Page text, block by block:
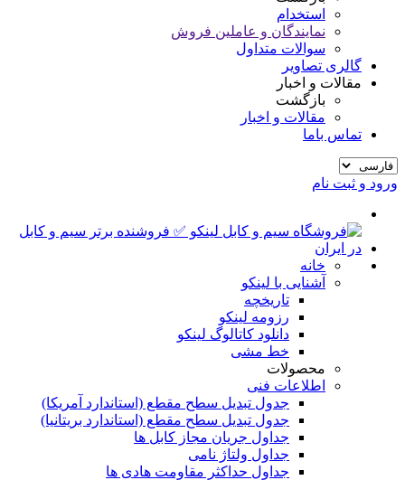
استخدام
نمایندگان و عاملین فروش
سوالات متداول
گالری تصاویر
مقالات و اخبار
بازگشت
مقالات و اخبار
تماس باما
ورود و ثبت نام
خانه
آشنایی با لینکو
تاریخچه
رزومه لینکو
دانلود کاتالوگ لینکو
خط مشی
محصولات
اطلاعات فنی
جدول تبدیل سطح مقطع (استاندارد آمریکا)
جدول تبدیل سطح مقطع (استاندارد بریتانیا)
جداول جریان مجاز کابل ها
جداول ولتاژ نامی
جداول حداکثر مقاومت هادی ها